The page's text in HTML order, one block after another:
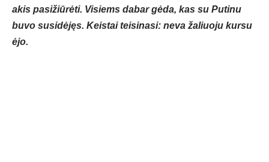
akis pasižiūrėti. Visiems dabar gėda, kas su Putinu
buvo susidėjęs. Keistai teisinasi: neva žaliuoju kursu
ėjo.